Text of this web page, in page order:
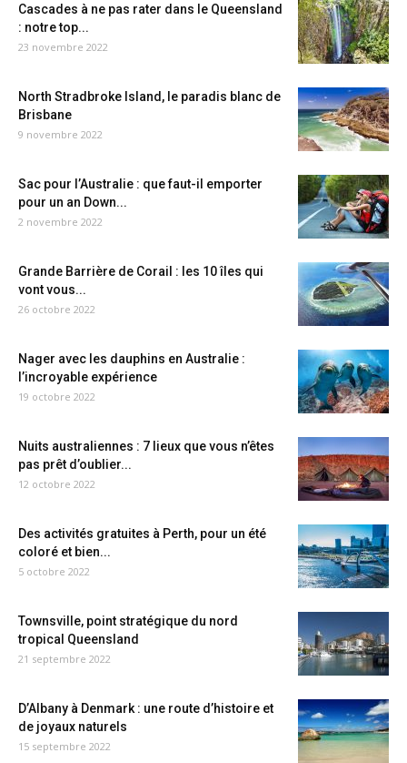
Cascades à ne pas rater dans le Queensland
: notre top...
23 novembre 2022
North Stradbroke Island, le paradis blanc de
Brisbane
9 novembre 2022
Sac pour l’Australie : que faut-il emporter
pour un an Down...
2 novembre 2022
Grande Barrière de Corail : les 10 îles qui
vont vous...
26 octobre 2022
Nager avec les dauphins en Australie :
l’incroyable expérience
19 octobre 2022
Nuits australiennes : 7 lieux que vous n’êtes
pas prêt d’oublier...
12 octobre 2022
Des activités gratuites à Perth, pour un été
coloré et bien...
5 octobre 2022
Townsville, point stratégique du nord
tropical Queensland
21 septembre 2022
D’Albany à Denmark : une route d’histoire et
de joyaux naturels
15 septembre 2022